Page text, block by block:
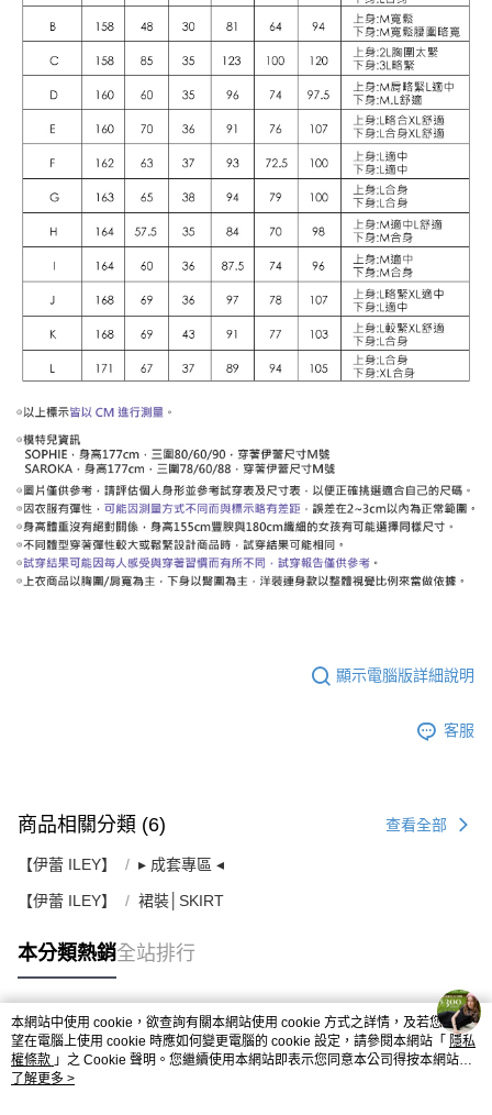
顯示電腦版詳細說明
客服
商品相關分類 (6) 查看全部
【伊蕾 ILEY】 ▸ 成套專區 ◂
【伊蕾 ILEY】 裙裝│SKIRT
本分類熱銷全站排行
熱門標籤
本網站中使用 cookie，欲查詢有關本網站使用 cookie 方式之詳情，及若您不希
望在電腦上使用 cookie 時應如何變更電腦的 cookie 設定，請參閱本網站「 隱私
權條款 」之 Cookie 聲明。您繼續使用本網站即表示您同意本公司得按本網站使
用條款之 Cookie 聲明使用 cookie。
了解更多 >